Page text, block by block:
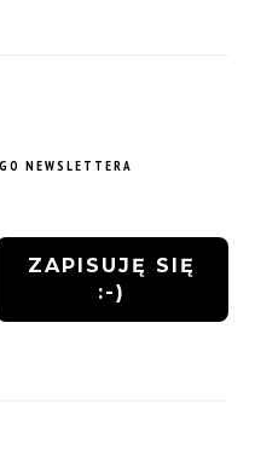
NEWSLETTERA